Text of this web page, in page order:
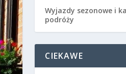
Wyjazdy sezonowe i
podróży
CIEKAWE